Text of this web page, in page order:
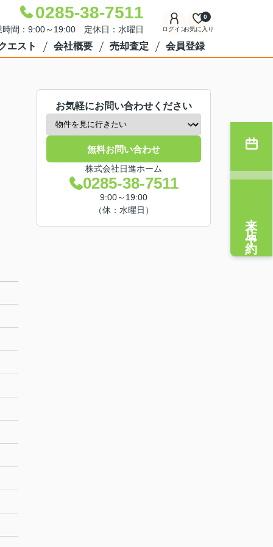
0285-38-7511
時間：9:00～19:00 定休日：水曜日 ログインお気に入り
0
エスト 会社概要 売却査定 会員登録
お気軽にお問い合わせください
無料お問い合わせ
株式会社日進ホーム
0285-38-7511
9:00～19:00
（休：水曜日）
来店予約